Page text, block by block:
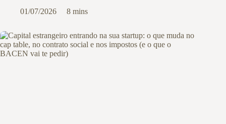
01/07/2026
8 mins